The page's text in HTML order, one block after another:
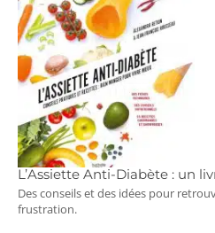
L’Assiette Anti-Diabète : un
Des conseils et des idées pour
frustration.